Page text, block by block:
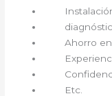
Instalación
diagnóstico
Ahorro en
Etc.